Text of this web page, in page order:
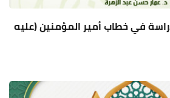
في خطاب أمير المؤمنين (عليه